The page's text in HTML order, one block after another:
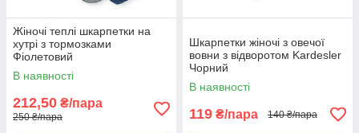
Жіночі теплі шкарпетки на
хутрі з тормозками
Фіолетовий
В наявності
212,50 ₴/пара
250 ₴/пара
Шкарпетки жіночі з овечої
вовни з відворотом Kardesler
Чорний
В наявності
119 ₴/пара 140 ₴/пара